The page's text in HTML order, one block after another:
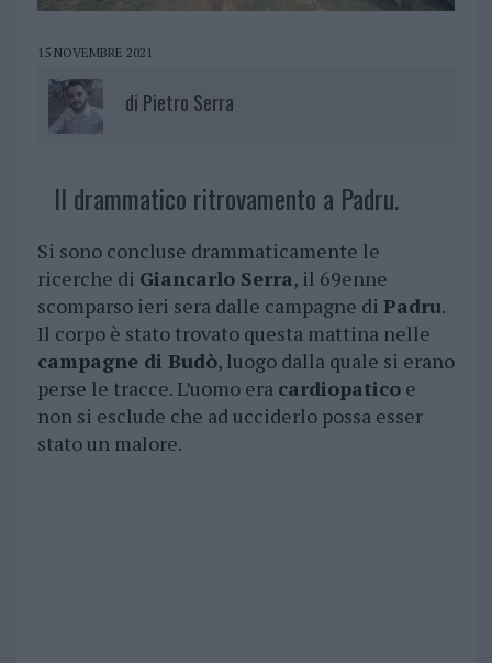
15 NOVEMBRE 2021
di Pietro Serra
Il drammatico ritrovamento a Padru.
Si sono concluse drammaticamente le
ricerche di Giancarlo Serra, il 69enne
scomparso ieri sera dalle campagne di Padru.
Il corpo è stato trovato questa mattina nelle
campagne di Budò, luogo dalla quale si erano
perse le tracce. L’uomo era cardiopaticoe
non si esclude che ad ucciderlo possa esser
stato un malore.